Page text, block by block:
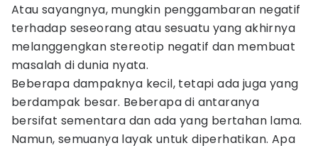
Atau sayangnya, mungkin penggambaran negatif
terhadap seseorang atau sesuatu yang akhirnya
melanggengkan stereotip negatif dan membuat
masalah di dunia nyata.
Beberapa dampaknya kecil, tetapi ada juga yang
berdampak besar. Beberapa di antaranya
bersifat sementara dan ada yang bertahan lama.
Namun, semuanya layak untuk diperhatikan. Apa